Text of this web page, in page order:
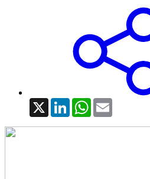
X LinkedInWhatsApp